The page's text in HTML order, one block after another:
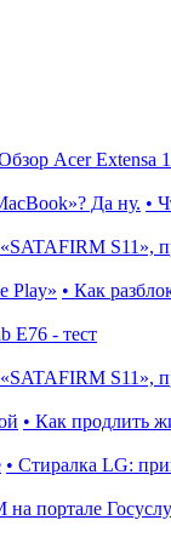
Acer Extensa
Да ну. •
«SATAFIRM S11»,
Play» • Как
E76 - тест
«SATAFIRM S11»,
• Как продлить
• Стиралка LG:
на портале